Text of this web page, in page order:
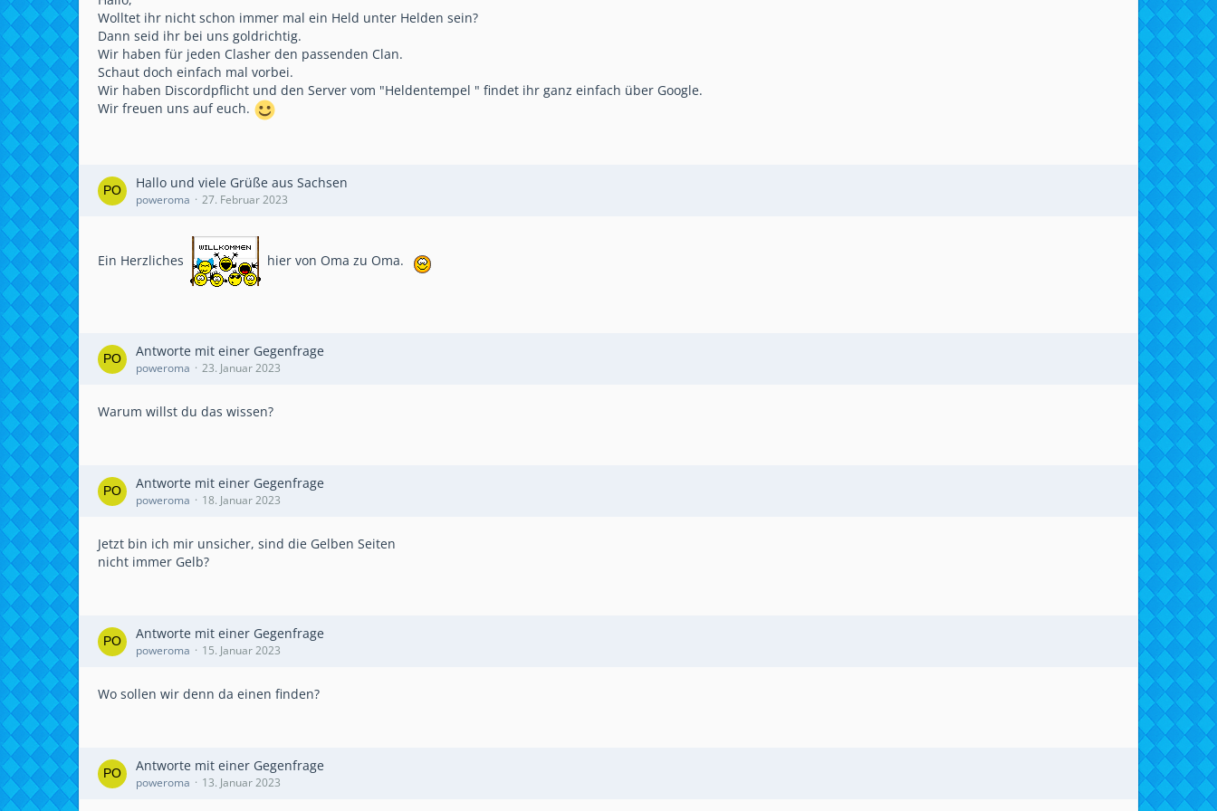
Wolltet ihr nicht schon immer mal ein Held unter Helden sein?
Dann seid ihr bei uns goldrichtig.
Wir haben für jeden Clasher den passenden Clan.
Schaut doch einfach mal vorbei.
Wir haben Discordpflicht und den Server vom "Heldentempel " findet ihr ganz einfach über Google.
Wir freuen uns auf euch.
Hallo und viele Grüße aus Sachsen
poweroma 27. Februar 2023
Ein Herzliches hier von Oma zu Oma.
Antworte mit einer Gegenfrage
poweroma 23. Januar 2023
Warum willst du das wissen?
Antworte mit einer Gegenfrage
poweroma 18. Januar 2023
Jetzt bin ich mir unsicher, sind die Gelben Seiten
nicht immer Gelb?
Antworte mit einer Gegenfrage
poweroma 15. Januar 2023
Wo sollen wir denn da einen finden?
Antworte mit einer Gegenfrage
poweroma 13. Januar 2023